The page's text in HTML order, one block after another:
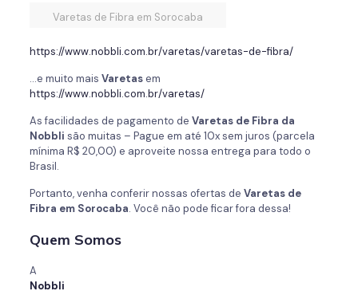
Varetas de Fibra em Sorocaba
https://www.nobbli.com.br/varetas/varetas-de-fibra/
…e muito mais Varetasem
https://www.nobbli.com.br/varetas/
As facilidades de pagamento de Varetas de Fibra da
Nobbli são muitas – Pague em até 10x sem juros (parcela
mínima R$ 20,00) e aproveite nossa entrega para todo o
Brasil.
Portanto, venha conferir nossas ofertas de Varetas de
Fibra em Sorocaba. Você não pode ficar fora dessa!
Quem Somos
A
Nobbli